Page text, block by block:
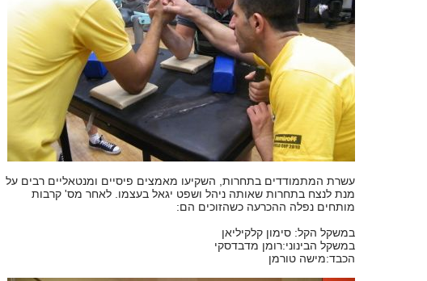
עשרת המתמודדים בתחרות, השקיעו מאמצים פיסיים ומנטאליים רבים על
מנת לנצח בתחרות שאותה ניהל ושפט יגאל בעצמו. לאחר מס' קרבות
מותחים נפלה ההכרעה כשהזוכים הם:
במשקל הקל: סימון קלקיליאן
במשקל הבינוני:רומן מדבדסקי
הכבד:מישה טורמן